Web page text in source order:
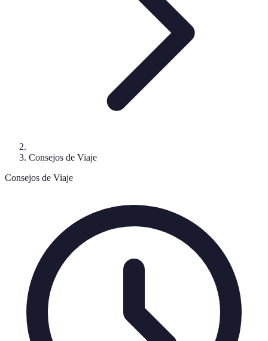
Consejos de Viaje
Consejos de Viaje